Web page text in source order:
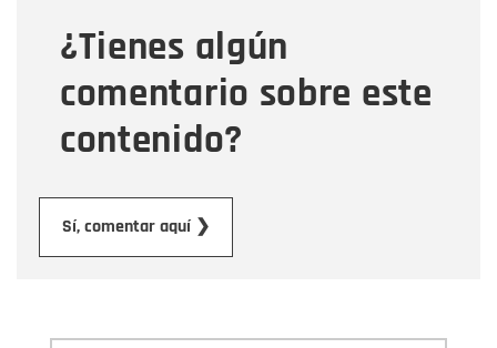
¿Tienes algún
comentario sobre este
contenido?
Sí, comentar aquí ❯
Mensaje